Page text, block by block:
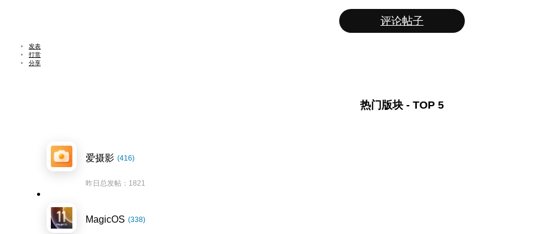
评论帖子
发表
打赏
分享
热门版块 - TOP 5
爱摄影 (416)
昨日总发帖：1821
MagicOS (338)